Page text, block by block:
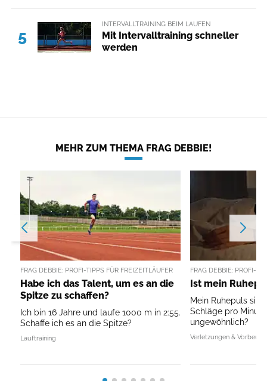
5
INTERVALLTRAINING BEIM LAUFEN
Mit Intervalltraining schneller
werden
MEHR ZUM THEMA FRAG DEBBIE!
FRAG DEBBIE: PROFI-TIPPS FÜR FREIZEITLÄUFER
Habe ich das Talent, um es an die
Spitze zu schaffen?
Ich bin 16 Jahre und laufe 1000 m in 2:55.
Schaffe ich es an die Spitze?
Lauftraining
FRAG DEBBIE: PROFI-
Ist mein
Mein Ruhepuls
Schläge pro
ungewöhnlich?
Verletzungen &